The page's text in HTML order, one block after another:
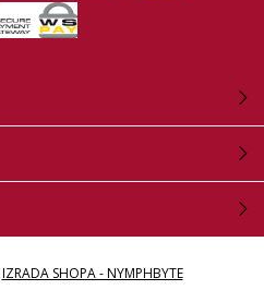
IZRADA SHOPA - NYMPHBYTE.